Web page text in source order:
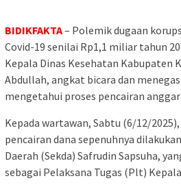
BIDIKFAKTA– Polemik dugaan
Covid-19 senilai Rp1,1 miliar tahun
Kepala Dinas Kesehatan Kabupaten
Abdullah, angkat bicara dan
mengetahui proses pencairan
Kepada wartawan, Sabtu (6/12/
pencairan dana sepenuhnya
Daerah (Sekda) Safrudin Sapsuha,
sebagai Pelaksana Tugas (Plt)